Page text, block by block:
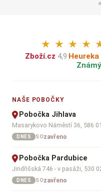
★ ★ ★ ★
Zboží.cz 4,9·Heureka
NAŠE POBOČKY
Pobočka Jihlava
Masarykovo Náměstí 36, 586
DNES SOzavřeno
Pobočka Pardubice
Jindřišská 746 - v pasáži, 530
DNES SOzavřeno